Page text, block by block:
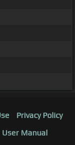
Privacy Policy
User Manual